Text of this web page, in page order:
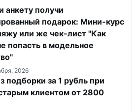
получи
подарок: Мини-курс
или же чек-лист "Как
попасть в модельное
2026
подборки за 1 рубль при
клиентом от 2800